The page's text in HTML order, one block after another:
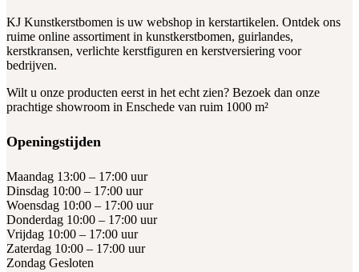
KJ Kunstkerstbomen is uw webshop in kerstartikelen. Ontdek ons
ruime online assortiment in kunstkerstbomen, guirlandes,
kerstkransen, verlichte kerstfiguren en kerstversiering voor
bedrijven.
Wilt u onze producten eerst in het echt zien? Bezoek dan onze
prachtige showroom in Enschede van ruim 1000 m²
Openingstijden
Maandag 13:00 – 17:00 uur
Dinsdag 10:00 – 17:00 uur
Woensdag 10:00 – 17:00 uur
Donderdag 10:00 – 17:00 uur
Vrijdag 10:00 – 17:00 uur
Zaterdag 10:00 – 17:00 uur
Zondag Gesloten